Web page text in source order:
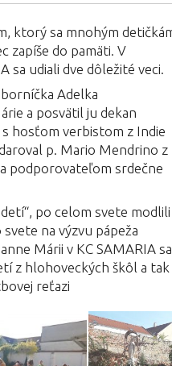
ktorý sa mnohým
zapíše do pamäti. V
sa udiali dve dôležité veci.
Adelka
a posvätil ju dekan
hosťom verbistom z Indie
p. Mario Mendrino z
podporovateľom srdečne
po celom svete modlili
na výzvu pápeža
Márii v KC SAMARIA sa
z hlohoveckých škôl a tak
reťazi